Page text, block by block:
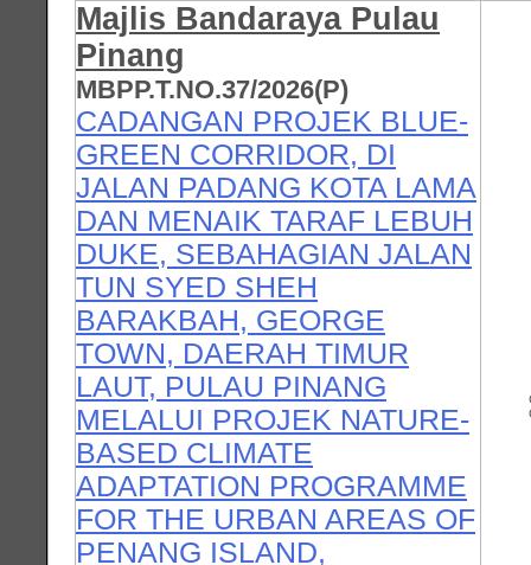
Majlis Bandaraya Pulau
Pinang
MBPP.T.NO.37/2026(P)
CADANGAN PROJEK BLUE-
GREEN CORRIDOR, DI
JALAN PADANG KOTA LAMA
DAN MENAIK TARAF LEBUH
DUKE, SEBAHAGIAN JALAN
TUN SYED SHEH
BARAKBAH, GEORGE
TOWN, DAERAH TIMUR
LAUT, PULAU PINANG
MELALUI PROJEK NATURE-
BASED CLIMATE
ADAPTATION PROGRAMME
FOR THE URBAN AREAS OF
PENANG ISLAND,